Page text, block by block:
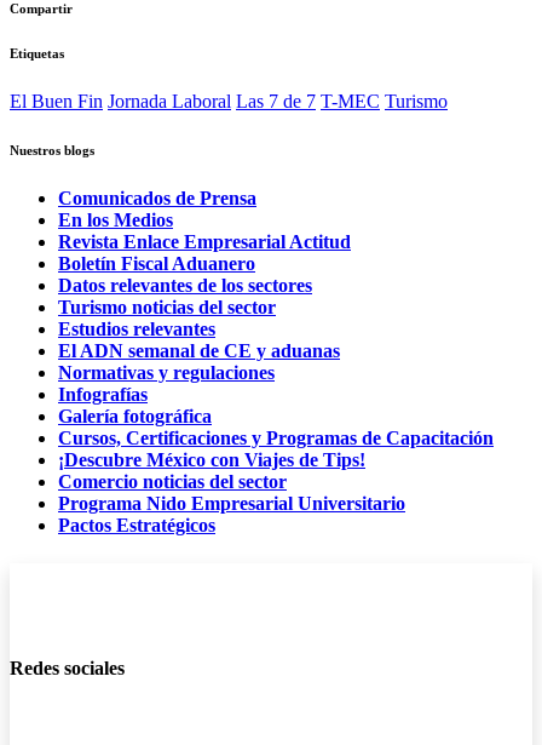
Compartir
Etiquetas
El Buen Fin Jornada Laboral Las 7 de 7 T-MEC Turismo
Nuestros blogs
Comunicados de Prensa
En los Medios
Revista Enlace Empresarial Actitud
Boletín Fiscal Aduanero
Datos relevantes de los sectores
Turismo noticias del sector
Estudios relevantes
El ADN semanal de CE y aduanas
Normativas y regulaciones
Infografías
Galería fotográfica
Cursos, Certificaciones y Programas de Capacitación
¡Descubre México con Viajes de Tips!
Comercio noticias del sector
Programa Nido Empresarial Universitario
Pactos Estratégicos
Redes sociales